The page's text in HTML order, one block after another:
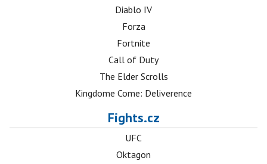
Diablo IV
Forza
Fortnite
Call of Duty
The Elder Scrolls
Kingdome Come: Deliverence
Fights.cz
UFC
Oktagon